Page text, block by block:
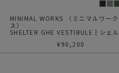
MINIMAL WORKS （ミニマルワーク
ス）
SHELTER GHE VESTIBULE | シェ
¥ 90,200